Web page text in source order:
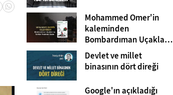
Mohammed Omer'in
kaleminden
Bombardıman Uçakları
ve Tanklar Arasında
Gazze
Devlet ve millet
binasının dört direği
Google'ın açıkladığı